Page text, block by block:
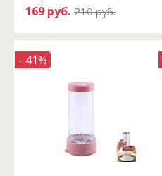
169 руб. 210 руб.
- 41%